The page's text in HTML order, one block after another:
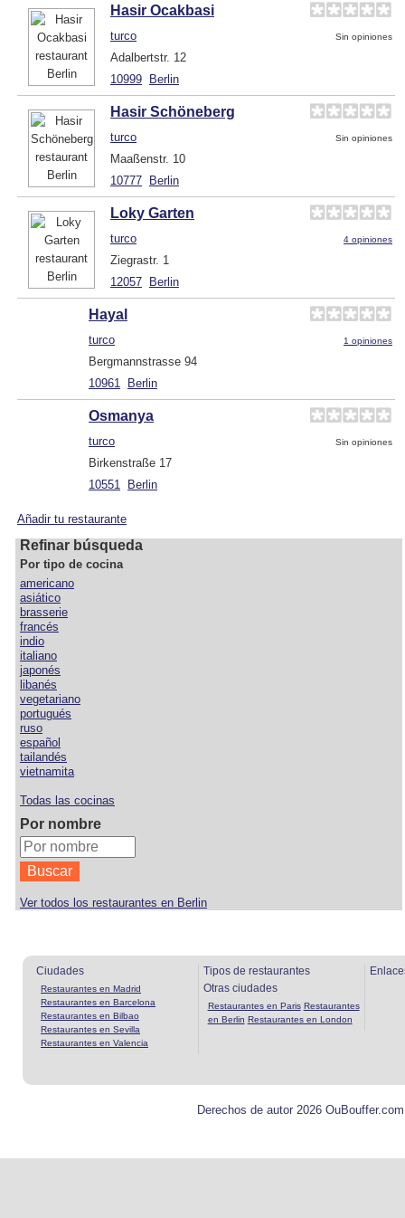
Hasir Ocakbasi
turco Sin opiniones
Adalbertstr. 12
10999 Berlin
Hasir Schöneberg
turco Sin opiniones
Maaßenstr. 10
10777 Berlin
Loky Garten
turco 4 opiniones
Ziegrastr. 1
12057 Berlin
Hayal
turco 1 opiniones
Bergmannstrasse 94
10961
Berlin
Osmanya
turco Sin opiniones
Birkenstraße 17
10551
Berlin
Añadir tu restaurante
Refinar búsqueda
Por tipo de cocina
americano
asiático
brasserie
francés
indio
italiano
japonés
libanés
vegetariano
portugués
ruso
español
tailandés
vietnamita
Todas las cocinas
Por nombre
Ver todos los restaurantes en Berlin
Ciudades
Restaurantes en Madrid
Restaurantes en Barcelona
Restaurantes en Bilbao
Restaurantes en Sevilla
Restaurantes en Valencia
Tipos de restaurantes
Otras ciudades
Restaurantes en Paris Restaurantes
en Berlin Restaurantes en London
Derechos de autor 2026